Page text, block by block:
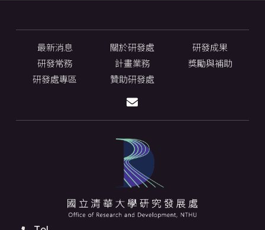
最新消息 關於研發處
研發成果
研發常務
計畫業務
獎勵與補助
研發處專區
贊助研發處